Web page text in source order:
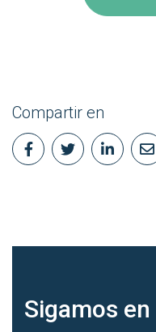
Compartir en
Sigamos en